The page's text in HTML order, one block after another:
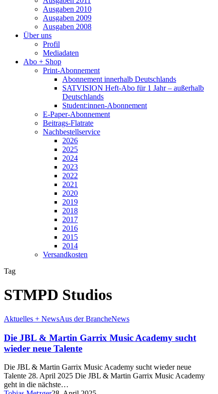
Ausgaben 2010
Ausgaben 2009
Ausgaben 2008
Über uns
Profil
Mediadaten
Abo + Shop
Print-Abonnement
Abonnement innerhalb Deutschlands
SATVISION Heft-Abo für 1 Jahr – außerhalb
Deutschlands
Student:innen-Abonnement
E-Paper-Abonnement
Beitrags-Flatrate
Nachbestellservice
2026
2025
2024
2023
2022
2021
2020
2019
2018
2017
2016
2015
2014
Versandkosten
Tag
STMPD Studios
Aktuelles + NewsAus der BrancheNews
Die JBL & Martin Garrix Music Academy sucht
wieder neue Talente
Die JBL & Martin Garrix Music Academy sucht wieder neue
Talente 28. April 2025 Die JBL & Martin Garrix Music Academy
geht in die nächste…